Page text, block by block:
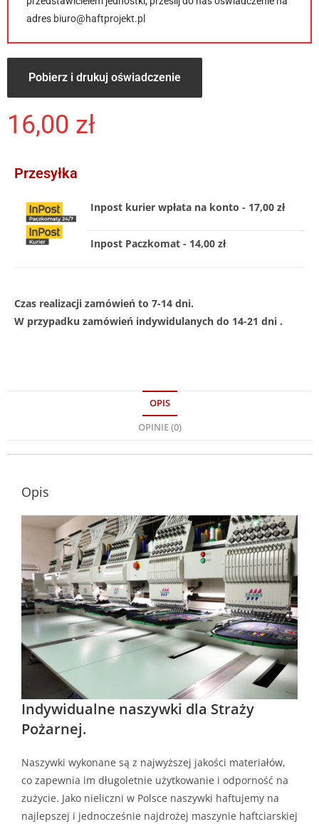
adres biuro@haftprojekt.pl
Pobierz i drukuj oświadczenie
16,00 zł
Przesyłka
Inpost kurier wpłata na konto - 17,00 zł
Inpost Paczkomat - 14,00 zł
Czas realizacji zamówień to 7-14 dni.
W przypadku zamówień indywidulanych do 14-21 dni .
OPIS
OPINIE (0)
Opis
Indywidualne naszywki dla Straży
Pożarnej.
Naszywki wykonane są z najwyższej jakości materiałów,
co zapewnia im długoletnie użytkowanie i odporność na
zużycie. Jako nieliczni w Polsce naszywki haftujemy na
najlepszej i jednocześnie najdrożej maszynie haftciarskiej